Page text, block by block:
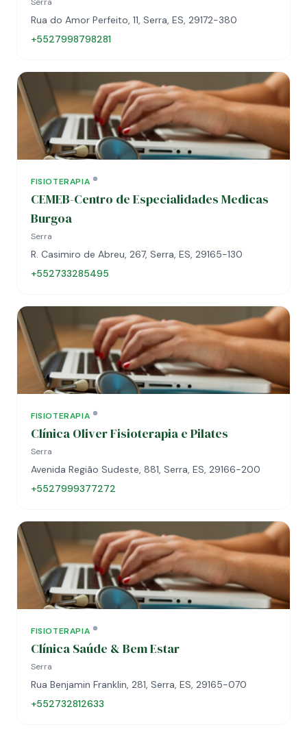
Rua do Amor Perfeito, 11, Serra, ES, 29172-380
+5527998798281
FISIOTERAPIA
CEMEB-Centro de Especialidades Medicas
Burgoa
Serra
R. Casimiro de Abreu, 267, Serra, ES, 29165-130
+552733285495
FISIOTERAPIA
Clínica Oliver Fisioterapia e Pilates
Serra
Avenida Região Sudeste, 881, Serra, ES, 29166-200
+5527999377272
FISIOTERAPIA
Clínica Saúde & Bem Estar
Serra
Rua Benjamin Franklin, 281, Serra, ES, 29165-070
+552732812633